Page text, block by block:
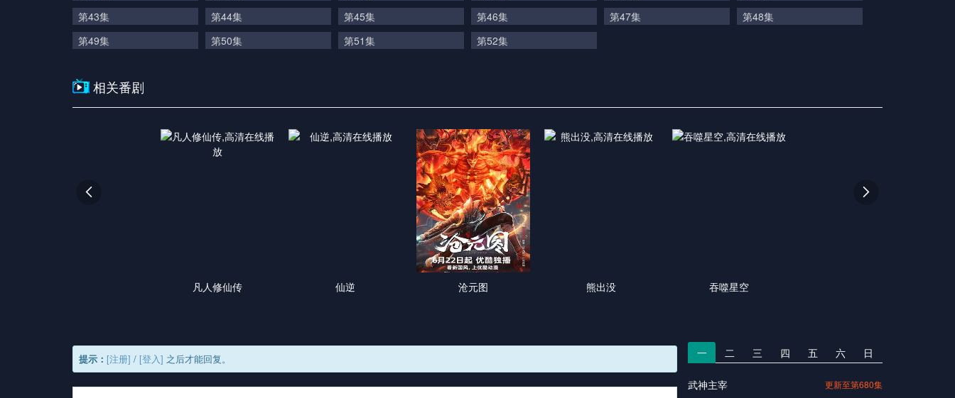
第43集
第44集 第45集 第46集 第47集
第48集
第49集
第50集 第51集 第52集
相关番剧
凡人修仙传 仙逆 沧元图 熊出没 吞噬星空
 
提示： [注册] / [登入] 之后才能回复。 一 二 三 四 五 六 日
武神主宰 更新至第680集